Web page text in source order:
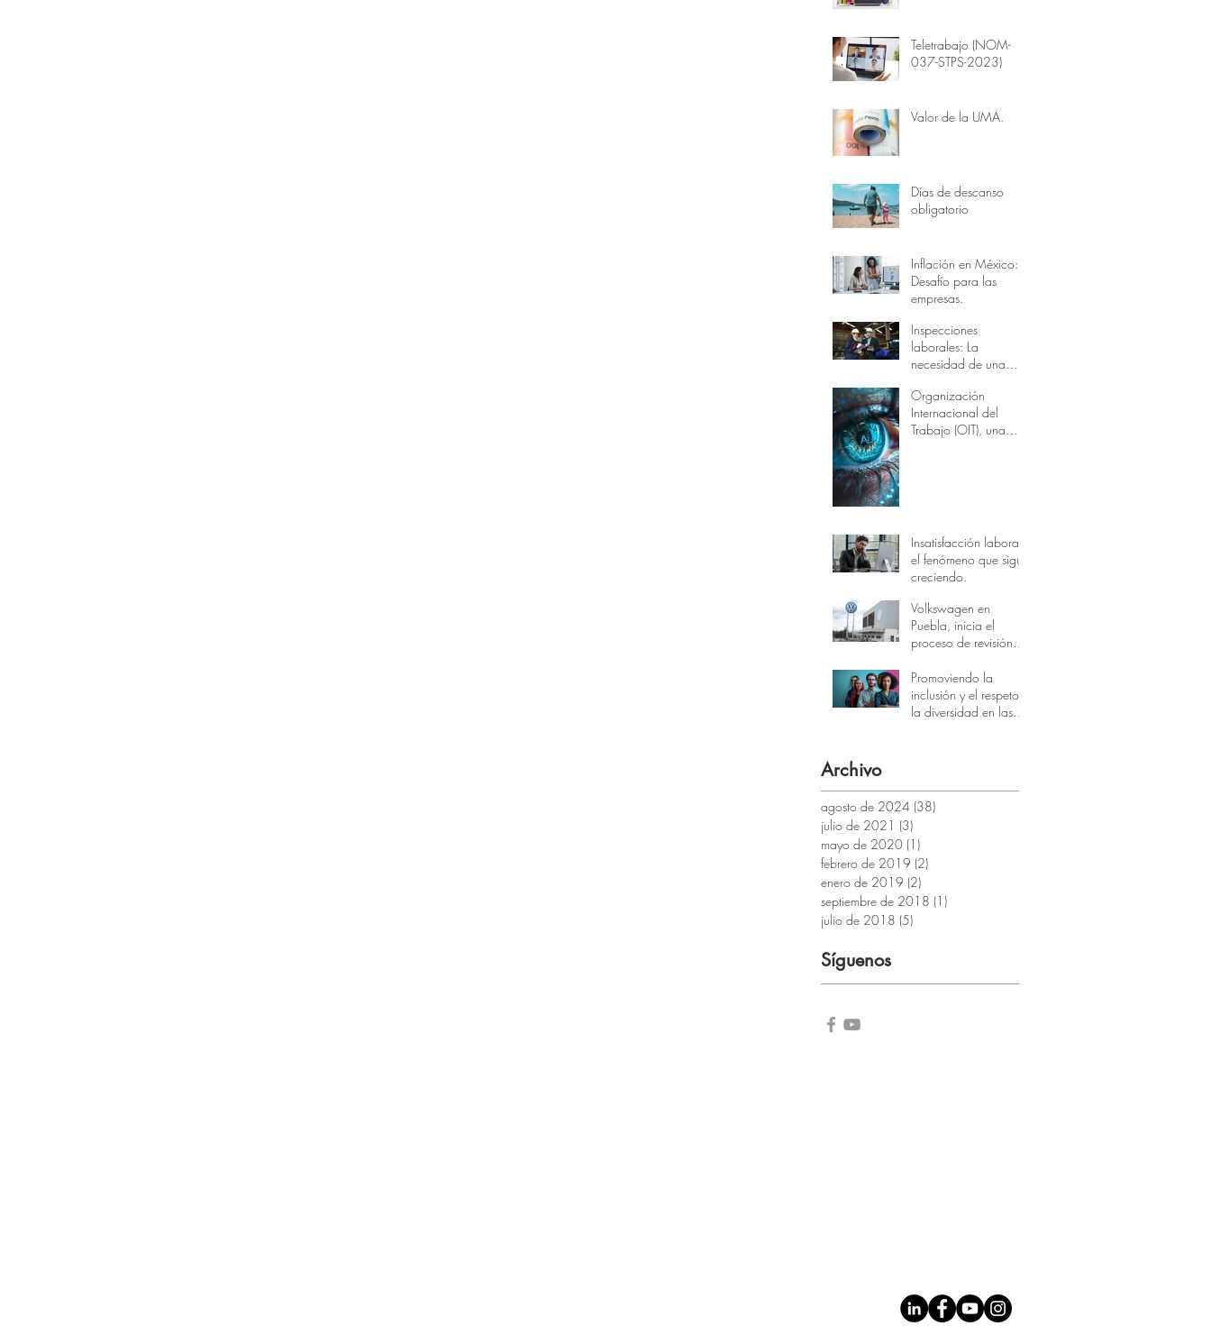
Teletrabajo (NOM-
037-STPS-2023)
Valor de la UMA.
Días de descanso
obligatorio
Inflación en México:
Desafío para las
empresas.
Inspecciones
laborales: La
necesidad de una
en las empresas.
Organización
Internacional del
Trabajo (OIT), una
Insatisfacción laboral,
el fenómeno que sigue
creciendo.
Volkswagen en
Puebla, inicia el
proceso de revisión
colectivo.
Promoviendo la
inclusión y el respeto a
la diversidad en las
Archivo
agosto de 2024 (38)
julio de 2021 (3)
mayo de 2020 (1)
febrero de 2019 (2)
enero de 2019 (2)
septiembre de 2018 (1)
julio de 2018 (5)
Síguenos